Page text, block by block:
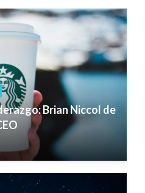
Brian Niccol de